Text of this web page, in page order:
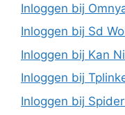
Inloggen bij
Inloggen bij Sd
Inloggen bij Kan
Inloggen bij
Inloggen bij